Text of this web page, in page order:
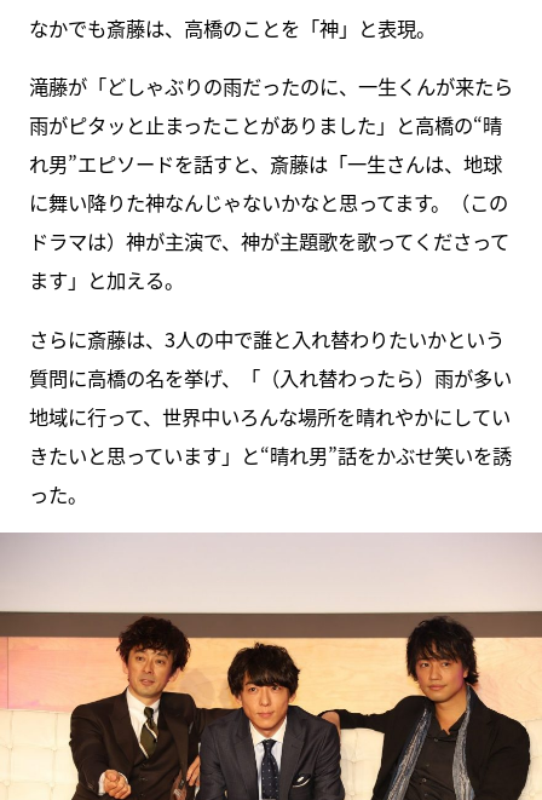
なかでも斎藤は、高橋のことを「神」と表現。
滝藤が「どしゃぶりの雨だったのに、一生くんが来たら
雨がピタッと止まったことがありました」と高橋の“晴
れ男”エピソードを話すと、斎藤は「一生さんは、地球
に舞い降りた神なんじゃないかなと思ってます。（この
ドラマは）神が主演で、神が主題歌を歌ってくださって
ます」と加える。
さらに斎藤は、3人の中で誰と入れ替わりたいかという
質問に高橋の名を挙げ、「（入れ替わったら）雨が多い
地域に行って、世界中いろんな場所を晴れやかにしてい
きたいと思っています」と“晴れ男”話をかぶせ笑いを誘
った。